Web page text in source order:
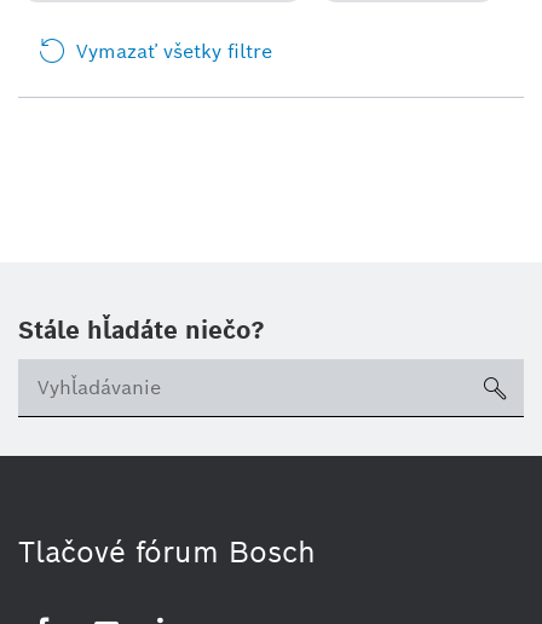
Vymazať všetky filtre
Stále hľadáte niečo?
Tlačové fórum Bosch